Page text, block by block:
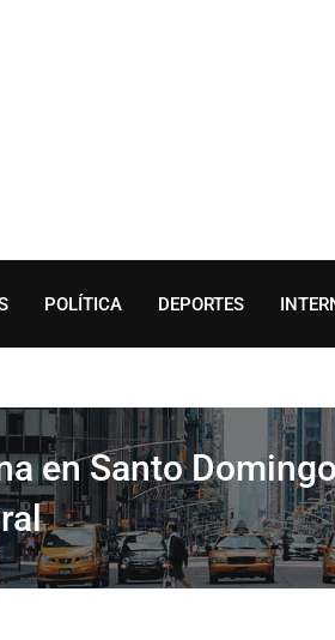
POLÍTICA DEPORTES
en Santo